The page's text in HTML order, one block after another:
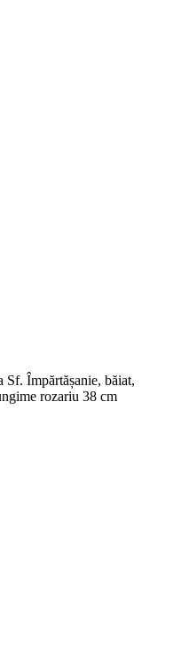
Sf. Împărtășanie, băiat,
rozariu 38 cm